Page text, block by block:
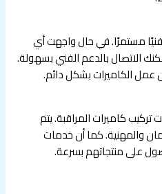
مستمرًا. في حال واجهت أي
الاتصال بالدعم الفني بسهولة.
عمل الكاميرات بشكل دائم.
كاميرات المراقبة. يتم
والمهنية. كما أن خدمات
على منتجاتهم بسرعة.